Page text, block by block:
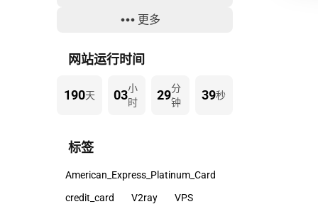
过年
更多
网站运行时间
190天 03小
时
29分
钟
39秒
标签
American_Express_Platinum_Card
credit_card
V2ray
VPS